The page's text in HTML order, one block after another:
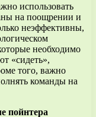
использовать
на поощрении и
неэффективны,
необходимо
«сидеть»,
того, важно
команды на
пойнтера